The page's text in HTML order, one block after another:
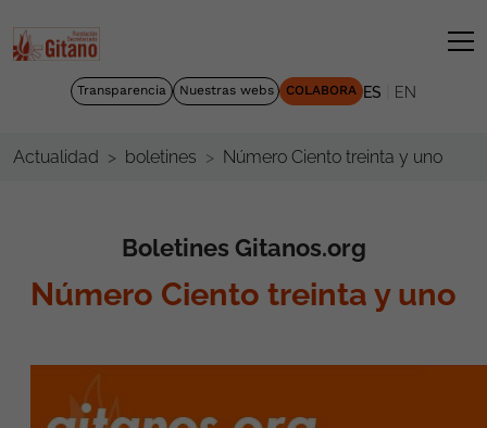
Transparencia Nuestras webs COLABORA ES EN
Actualidad boletines Número Ciento treinta y uno
Boletines Gitanos.org
Número Ciento treinta y uno